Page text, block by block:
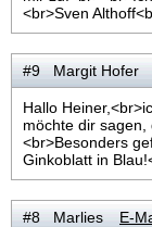
<br>Sven
#9 Margit Hofer
Hallo
möchte dir sagen,
<br>Besonders
Ginkoblatt in
#8 Marlies E-